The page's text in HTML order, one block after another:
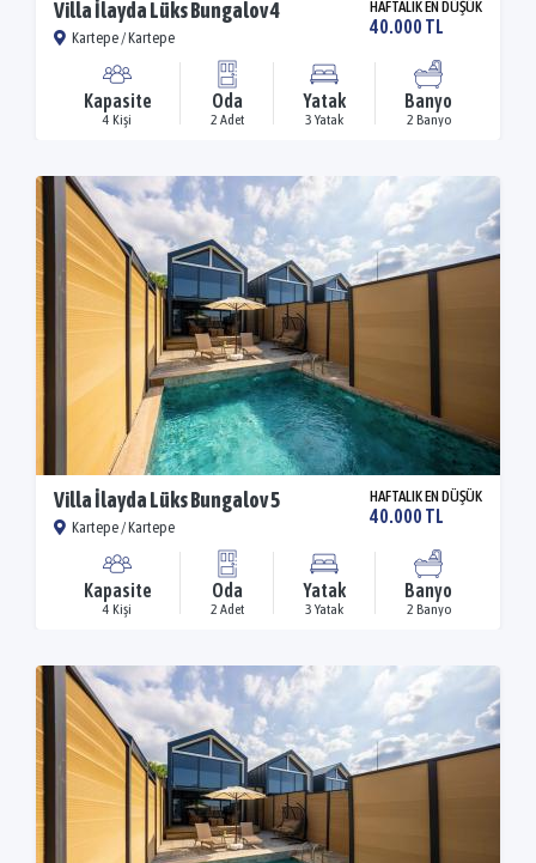
Villa İlayda Lüks Bungalov 4
Kartepe / Kartepe
HAFTALIK EN DÜŞÜK
40.000 TL
Kapasite
4 Kişi
Oda
2 Adet
Yatak
3 Yatak
Banyo
2 Banyo
Villa İlayda Lüks Bungalov 5
Kartepe / Kartepe
HAFTALIK EN DÜŞÜK
40.000 TL
Kapasite
4 Kişi
Oda
2 Adet
Yatak
3 Yatak
Banyo
2 Banyo